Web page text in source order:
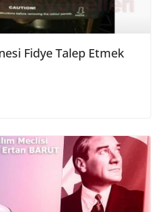
Fidye Talep Etmek